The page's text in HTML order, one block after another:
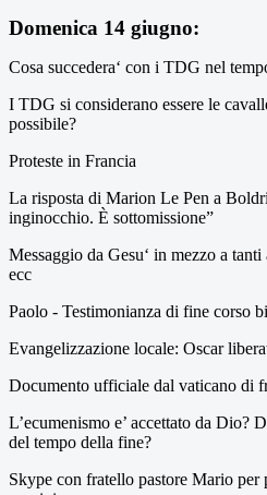
Domenica 14 giugno:
Cosa succedera‘ con i TDG nel
I TDG si considerano essere le
possibile?
Proteste in Francia
La risposta di Marion Le Pen a
inginocchio. È sottomissione”
Messaggio da Gesu‘ in mezzo a
ecc
Paolo - Testimonianza di fine corso
Evangelizzazione locale: Oscar
Documento ufficiale dal vaticano di
L’ecumenismo e’ accettato da Dio?
del tempo della fine?
Skype con fratello pastore Mario per